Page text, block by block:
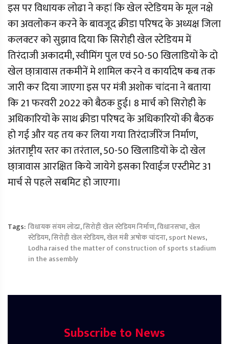
इस पर विधायक लोढा ने कहां कि खेल स्टेडियम के मूल नक्षे
का अवलोकन करने के बावजूद क्रीडा परिषद के अध्यक्ष जिला
कलक्टर को सुझाव दिया कि सिरोही खेल स्टेडियम में
तिरंदाजी अकादमी, स्वीमिंग पुल एवं 50-50 खिलाडियों के दो
खेल छा़त्रावास तकमीनें मे शामिल करने व कार्यादेष कब तक
जारी कर दिया जाएगा इस पर मंत्री अशोक चांदना ने बताया
कि 21 फरवरी 2022 को बैठक हुई। 8 मार्च को सिरोही के
अधिकारियों के साथ क्रीडा परिषद के अधिकारियों की बैठक
हो गई और यह तय कर लिया गया तिरंदाजीरेंज निर्माण,
अंतराष्ट्रीय स्तर का तरंताल, 50-50 खिलाडियों के दो खेल
छा़त्रावास आरक्षित किये जायेगे इसका रिवाईज एस्टीमेट 31
मार्च से पहले सबमिट हो जाएगा।
Tags: विधायक संयम लोढा,सिरोही खेल स्टेडियम निर्माण,विधानसभा,खेल
स्टेडियम,सिरोही खेल स्टेडियम,खेल मंत्री अषोक चांदना,sport News,
Lodha raised the matter of construction of sports stadium
in the assembly
Subscribe to News